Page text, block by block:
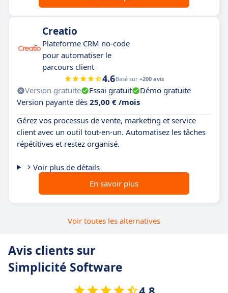
Creatio
Plateforme CRM no-code
pour automatiser le
parcours client
4.6Basé sur +200 avis
Version gratuite Essai gratuit
Démo gratuite
Version payante dès 25,00 € /mois
Gérez vos processus de vente, marketing et service
client avec un outil tout-en-un. Automatisez les tâches
répétitives et restez organisé.
Voir plus de détails
En savoir plus
Voir toutes les alternatives
Avis clients sur
Simplicité Software